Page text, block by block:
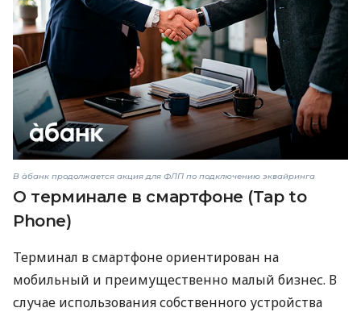
В àбанк продолжается акция для ФЛП по подключению эквайринга
О терминале в смартфоне (Tap to
Phone)
Терминал в смартфоне ориентирован на
мобильный и преимущественно малый бизнес. В
случае использования собственного устройства